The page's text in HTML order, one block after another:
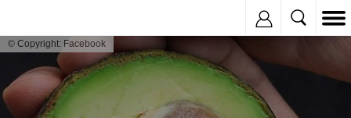
© Copyright: Facebook